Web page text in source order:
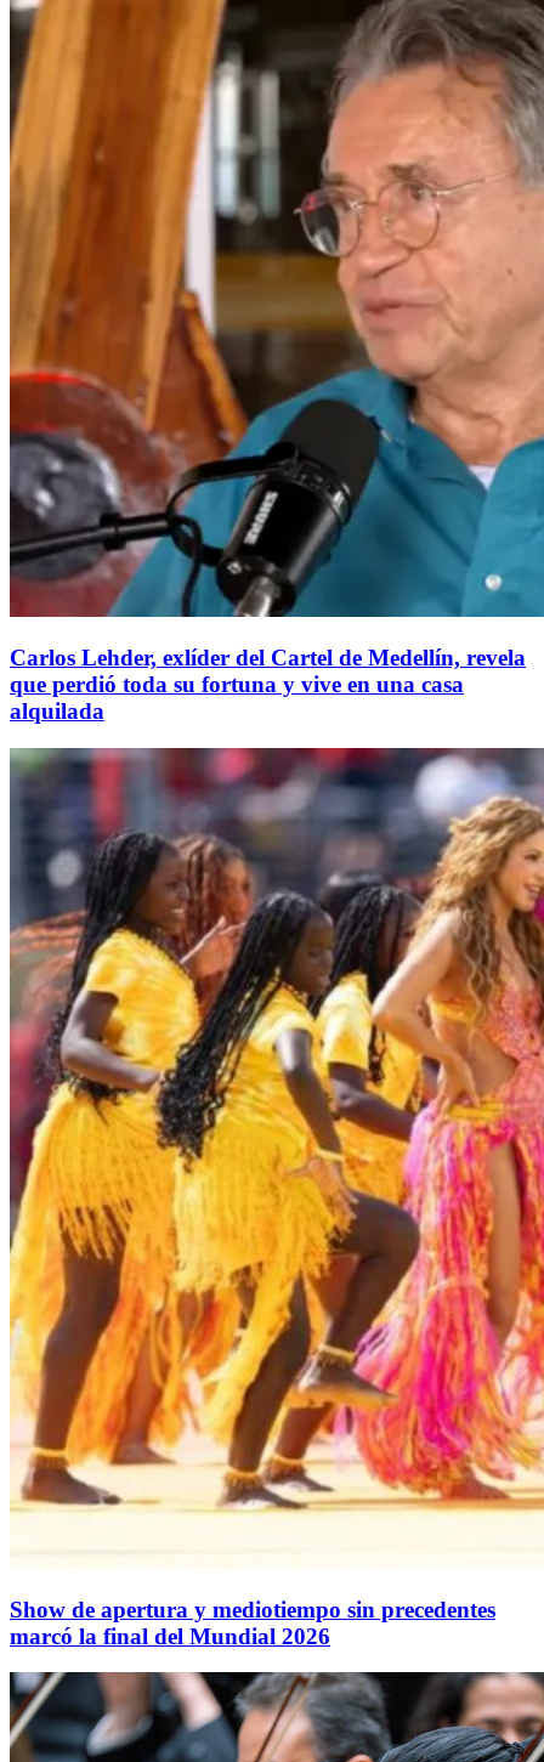
Carlos Lehder, exlíder del Cartel de Medellín, revela
que perdió toda su fortuna y vive en una casa
alquilada
Show de apertura y mediotiempo sin precedentes
marcó la final del Mundial 2026